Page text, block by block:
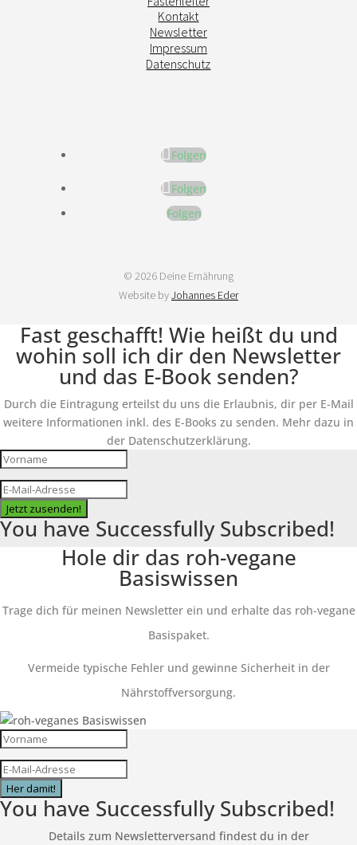
Kontakt
Newsletter
Impressum
Datenschutz
Folgen
Folgen
Folgen
© 2026 Deine Ernährung
Website byJohannes Eder
Fast geschafft! Wie heißt du und
wohin soll ich dir den Newsletter
und das E-Book senden?
Durch die Eintragung erteilst du uns die Erlaubnis, dir per E-Mail
weitere Informationen inkl. des E-Books zu senden. Mehr dazu in
der Datenschutzerklärung.
Jetzt zusenden!
You have Successfully Subscribed!
Hole dir das roh-vegane
Basiswissen
Trage dich für meinen Newsletter ein und erhalte das roh-vegane
Basispaket.
Vermeide typische Fehler und gewinne Sicherheit in der
Nährstoffversorgung.
Her damit!
You have Successfully Subscribed!
Details zum Newsletterversand findest du in der